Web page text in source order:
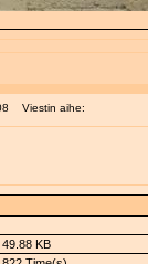
Viestin aihe:
49.88 KB